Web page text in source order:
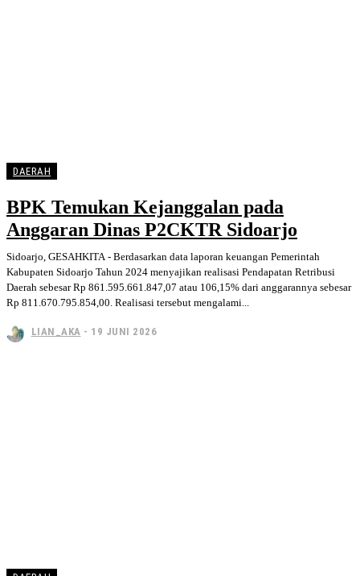
DAERAH
BPK Temukan Kejanggalan pada
Anggaran Dinas P2CKTR Sidoarjo
Sidoarjo, GESAHKITA - Berdasarkan data laporan keuangan Pemerintah
Kabupaten Sidoarjo Tahun 2024 menyajikan realisasi Pendapatan Retribusi
Daerah sebesar Rp 861.595.661.847,07 atau 106,15% dari anggarannya sebesar
Rp 811.670.795.854,00. Realisasi tersebut mengalami...
LIAN_AKA - 19 JUNI 2026